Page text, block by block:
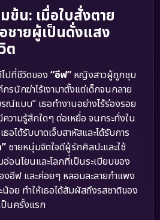
ข้น: เมื่อใบสั่งตาย
ายผู้เป็นดั่งแสง
ต
ปที่ชีวิตของ “อีฟ” หญิงสาวผู้ถูกชุบ
รนักฆ่าไร้เงามาตั้งแต่เด็กจนกลาย
ณ์แบบ” เธอทำงานอย่างไร้ร่องรอย
ความรู้สึกใดๆ ต่อเหยื่อ จนกระทั่งใน
อได้รับบาดเจ็บสาหัสและได้รับการ
ชายหนุ่มจิตใจดีผู้รักศิลปะและใช้
อ่อนโยนและโลกที่เป็นระเบียบของ
งอีฟ และค่อยๆ หลอมละลายกำแพง
อย ทำให้เธอได้สัมผัสถึงรสชาติของ
ป็นครั้งแรก